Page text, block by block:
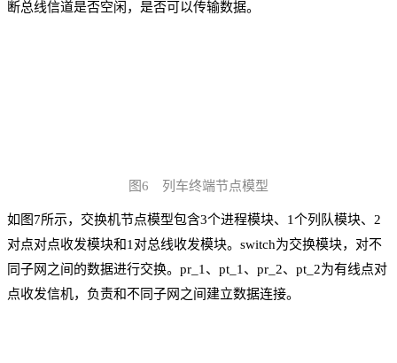
断总线信道是否空闲，是否可以传输数据。
图6 列车终端节点模型
如图7所示，交换机节点模型包含3个进程模块、1个列队模块、2
对点对点收发模块和1对总线收发模块。switch为交换模块，对不
同子网之间的数据进行交换。pr_1、pt_1、pr_2、pt_2为有线点对
点收发信机，负责和不同子网之间建立数据连接。